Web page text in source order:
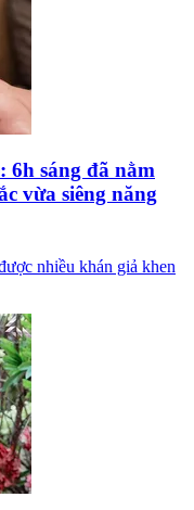
6h sáng đã nằm
vừa siêng năng
nhiều khán giả khen